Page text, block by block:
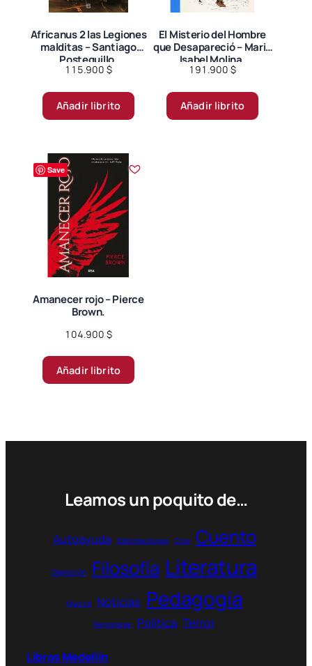
página
de
Africanus 2 las Legiones
malditas – Santiago
Posteguillo.
115.900 $
Añadir librito
El Misterio del Hombre
que Desapareció – Maria
Isabel Molina.
191.900 $
Añadir librito
Save
Amanecer rojo – Pierce
Brown.
104.900 $
Añadir librito
Leamos un poquito de…
Autoayuda Bibliotecología Cine Cuento
Depresión Filosofía Literatura
Música Noticias Pedagogía
Personajes Política Terror
Libros Medellín